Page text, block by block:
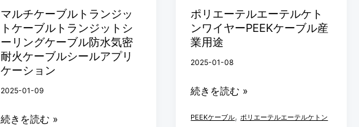
グ
シ
ス
テ
ム
で
す
か？
マルチケーブルトランジッ
トケーブルトランジットシ
ーリングケーブル防水気密
耐火ケーブルシールアプリ
ケーション
2025-01-09
ト
ラ
ン
ジ
ケ
続きを読む »
ポリエーテルエーテルケト
ンワイヤーPEEKケーブル産
業用途
2025-01-08
ー
テ
ル
ケ
ン
ワ
続きを読む »
PEEKケーブル,ポリエーテルエーテルケトン